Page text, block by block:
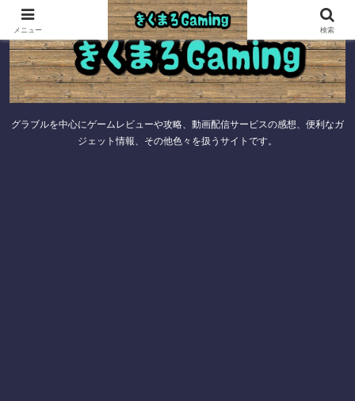
グラブルを中心にゲームレビューや攻略、動画配信サービスの感想、便利なガ
ジェット情報、その他色々を扱うサイトです。
メニュー 検索